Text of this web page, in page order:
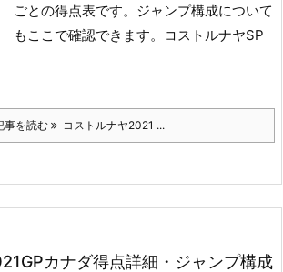
ごとの得点表です。 ジャンプ構成について
もここで確認できます。
コストルナヤSP
事を読む コストルナヤ2021 ...
カナダ得点詳細・ジャンプ構成